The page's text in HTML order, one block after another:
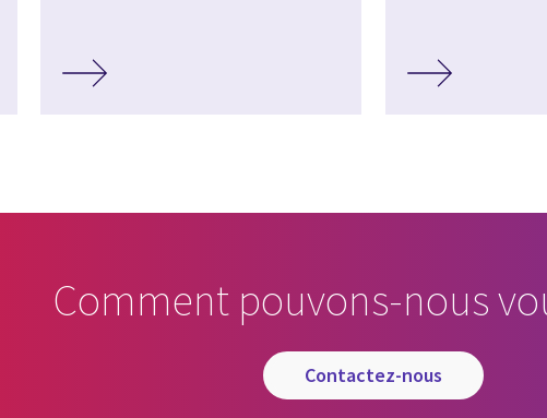
Comment pouvons-nous
contactez-nous